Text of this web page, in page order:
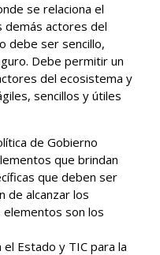
se relaciona el
demás actores del
debe ser sencillo,
Debe permitir un
del ecosistema y
sencillos y útiles
de Gobierno
que brindan
que deben ser
de alcanzar los
son los
Estado y TIC para la